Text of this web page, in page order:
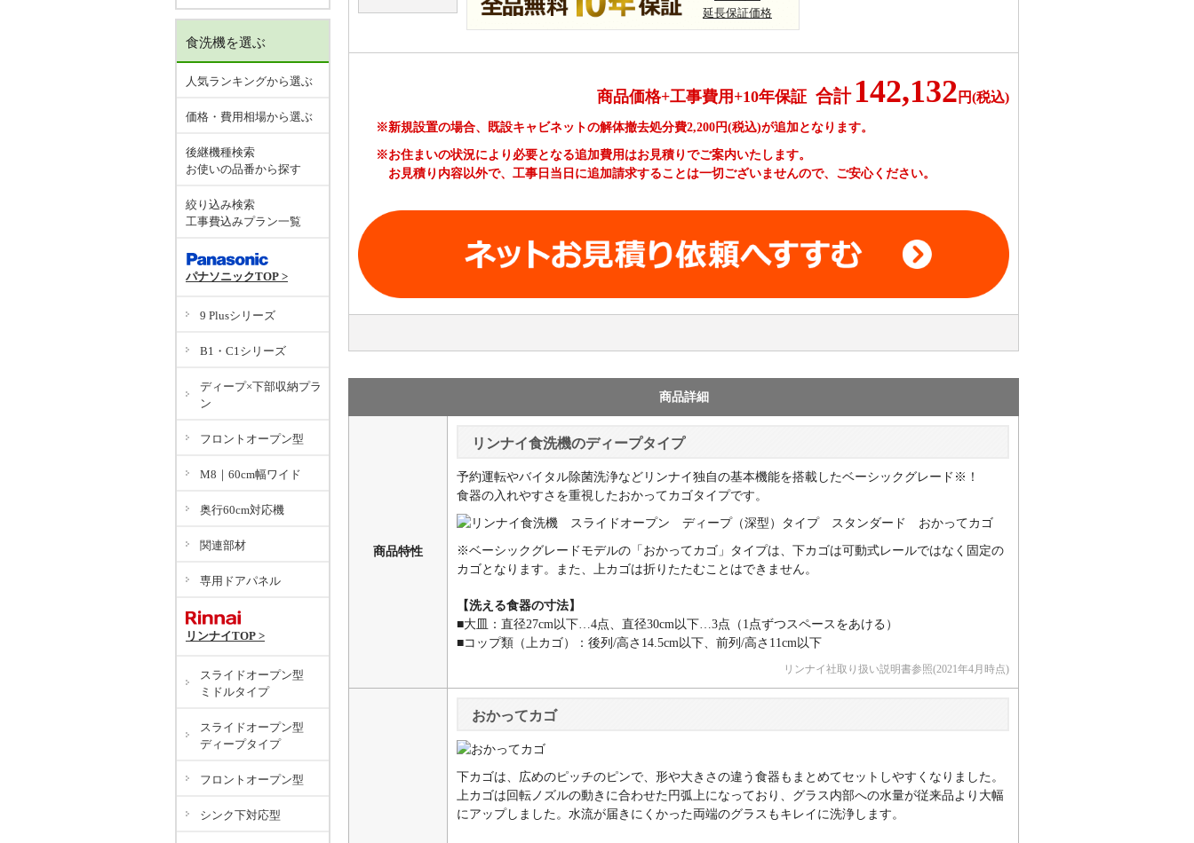
延長保証価格
商品価格+工事費用+10年保証 合計 142,132 円(税込)
※新規設置の場合、既設キャビネットの解体撤去処分費2,200 円(税込)が追加となります。
※お住まいの状況により必要となる追加費用はお見積りでご案内いたします。
お見積り内容以外で、工事日当日に追加請求することは一切ございませんので、ご安心ください。
商品詳細
商品特性
リンナイ食洗機のディープタイプ
予約運転やバイタル除菌洗浄などリンナイ独自の基本機能を搭載したベーシックグレード※！
食器の入れやすさを重視したおかってカゴタイプです。
※ベーシックグレードモデルの「おかってカゴ」タイプは、下カゴは可動式レールではなく固定の
カゴとなります。また、上カゴは折りたたむことはできません。
【洗える食器の寸法】
■大皿：直径27cm以下…4点、直径30cm以下…3点（1点ずつスペースをあける）
■コップ類（上カゴ）：後列/高さ14.5cm以下、前列/高さ11cm以下
リンナイ社取り扱い説明書参照(2021年4月時点)
おかってカゴ
下カゴは、広めのピッチのピンで、形や大きさの違う食器もまとめてセットしやすくなりました。
上カゴは回転ノズルの動きに合わせた円弧上になっており、グラス内部への水量が従来品より大幅
にアップしました。水流が届きにくかった両端のグラスもキレイに洗浄します。
食洗機を選ぶ
人気ランキングから選ぶ
価格・費用相場から選ぶ
後継機種検索
お使いの品番から探す
絞り込み検索
工事費込みプラン一覧
パナソニックTOP >
9 Plusシリーズ
B1・C1シリーズ
ディープ×下部収納プラ
ン
フロントオープン型
M8｜60cm幅ワイド
奥行60cm対応機
関連部材
専用ドアパネル
リンナイTOP >
スライドオープン型
ミドルタイプ
スライドオープン型
ディープタイプ
フロントオープン型
シンク下対応型